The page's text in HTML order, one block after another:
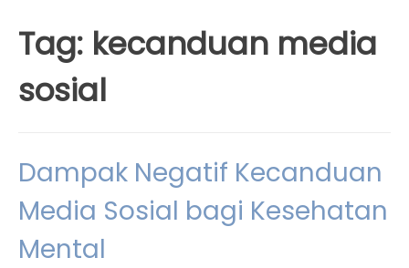
Tag: kecanduan media
sosial
Dampak Negatif Kecanduan
Media Sosial bagi Kesehatan
Mental